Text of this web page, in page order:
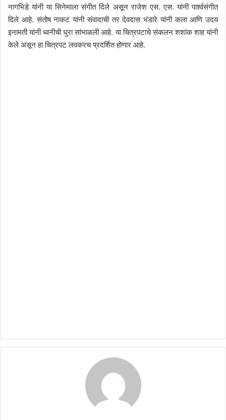
नागभिडे यांनी या सिनेमाला संगीत दिले असून राजेश एस. एस. यांनी पार्श्वसंगीत
दिले आहे. संतोष नाकट यांनी संवादाची तर देवदास भंडारे यांनी कला आणि उदय
इनामती यांनी ध्वनीची धुरा सांभाळली आहे. या चित्रपटाचे संकलन शशांक शाह यांनी
केले असून हा चित्रपट लवकरच प्रदर्शित होणार आहे.